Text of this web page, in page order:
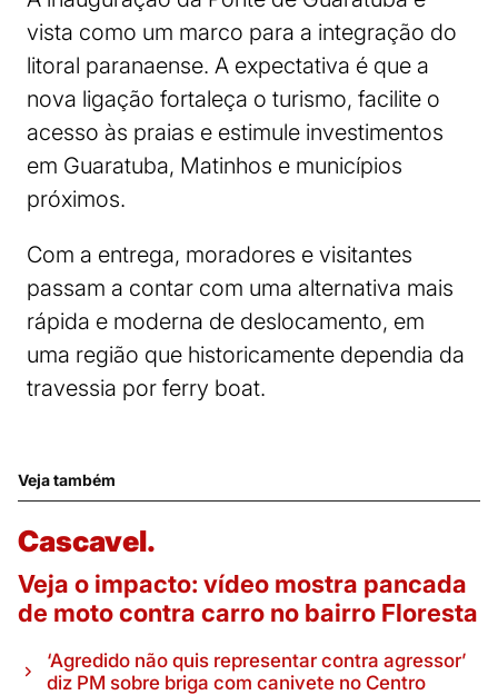
vista como um marco para a integração do
litoral paranaense. A expectativa é que a
nova ligação fortaleça o turismo, facilite o
acesso às praias e estimule investimentos
em Guaratuba, Matinhos e municípios
próximos.
Com a entrega, moradores e visitantes
passam a contar com uma alternativa mais
rápida e moderna de deslocamento, em
uma região que historicamente dependia da
travessia por ferry boat.
Veja também
Cascavel.
Veja o impacto: vídeo mostra pancada
de moto contra carro no bairro Floresta
‘Agredido não quis representar contra agressor’
diz PM sobre briga com canivete no Centro